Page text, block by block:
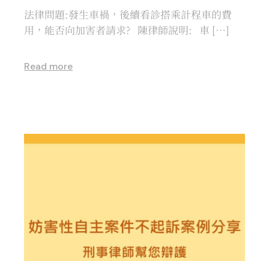
法律問題:發生車禍，後續看診搭乘計程車的費
用，能否向加害者請求? 陳律師說明: 車 […]
Read more